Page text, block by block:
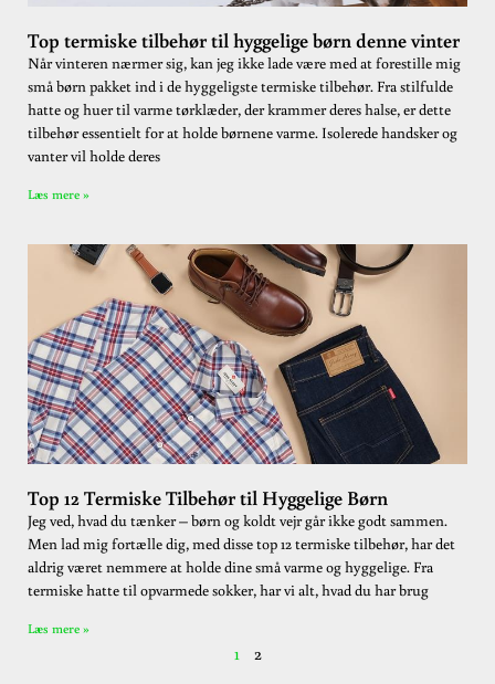
Top termiske tilbehør til hyggelige børn denne vinter
Når vinteren nærmer sig, kan jeg ikke lade være med at forestille mig
små børn pakket ind i de hyggeligste termiske tilbehør. Fra stilfulde
hatte og huer til varme tørklæder, der krammer deres halse, er dette
tilbehør essentielt for at holde børnene varme. Isolerede handsker og
vanter vil holde deres
Læs mere »
Top 12 Termiske Tilbehør til Hyggelige Børn
Jeg ved, hvad du tænker – børn og koldt vejr går ikke godt sammen.
Men lad mig fortælle dig, med disse top 12 termiske tilbehør, har det
aldrig været nemmere at holde dine små varme og hyggelige. Fra
termiske hatte til opvarmede sokker, har vi alt, hvad du har brug
Læs mere »
1 2